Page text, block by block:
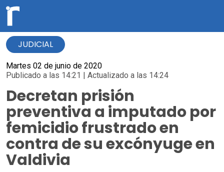
JUDICIAL
Martes 02 de junio de 2020
Publicado a las 14:21 | Actualizado a las 14:24
Decretan prisión
preventiva a imputado por
femicidio frustrado en
contra de su excónyuge en
Valdivia